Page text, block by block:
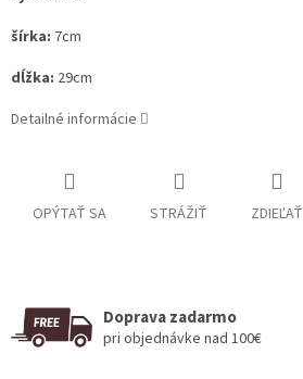
šírka: 7cm
dĺžka: 29cm
Detailné informácie
OPÝTAŤ SA STRÁŽIŤ ZDIEĽAŤ
Doprava zadarmo
pri objednávke nad 100€